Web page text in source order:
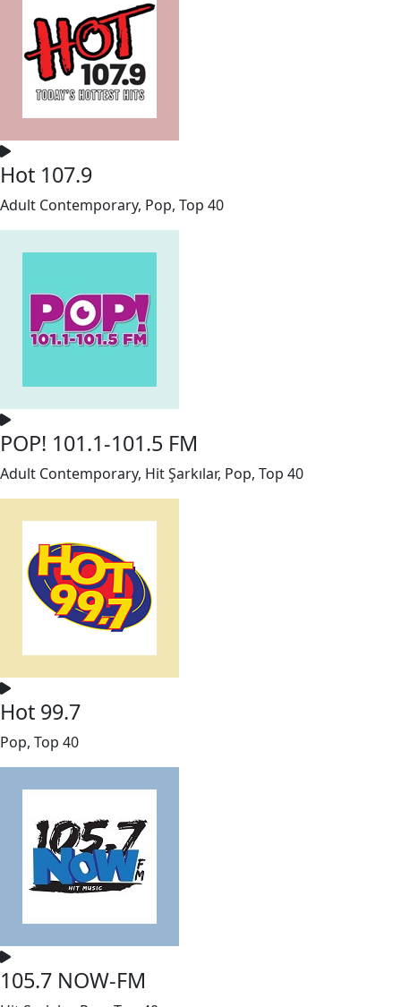
Hot 107.9
Adult Contemporary, Pop, Top 40
POP! 101.1-101.5 FM
Adult Contemporary, Hit Şarkılar, Pop, Top 40
Hot 99.7
Pop, Top 40
105.7 NOW-FM